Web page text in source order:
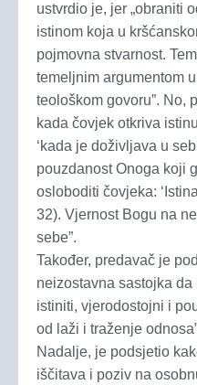
ustvrdio je, jer „obraniti
istinom koja u
pojmovna stvarnost.
temeljnim argumentom
teološkom govoru”. No,
kada čovjek otkriva
‘kada je doživljava u
pouzdanost Onoga koji
osloboditi čovjeka:
32). Vjernost Bogu na
sebe”.
Također, predavač je
neizostavna sastojka
istiniti, vjerodostojni i
od laži i traženje
Nadalje, je podsjetio
iščitava i poziv na